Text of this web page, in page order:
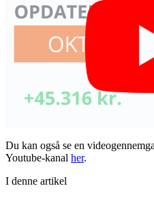
Du kan også se en
Youtube-kanal her.
I denne artikel